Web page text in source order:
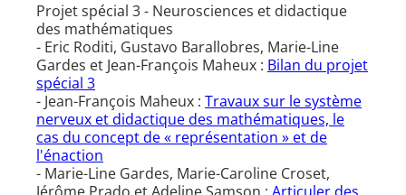
Projet spécial 3 - Neurosciences et didactique
des mathématiques
- Eric Roditi, Gustavo Barallobres, Marie-Line
Gardes et Jean-François Maheux : Bilan du projet
spécial 3
- Jean-François Maheux : Travaux sur le système
nerveux et didactique des mathématiques, le
cas du concept de « représentation » et de
l'énaction
- Marie-Line Gardes, Marie-Caroline Croset,